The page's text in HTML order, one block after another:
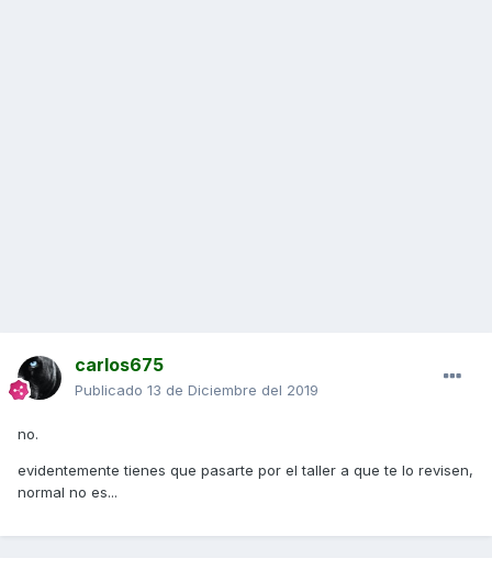
carlos675
Publicado 13 de Diciembre del 2019
no.
evidentemente tienes que pasarte por el taller a que te lo revisen,
normal no es...